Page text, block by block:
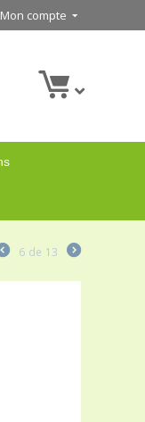
Mon compte
6 de 13